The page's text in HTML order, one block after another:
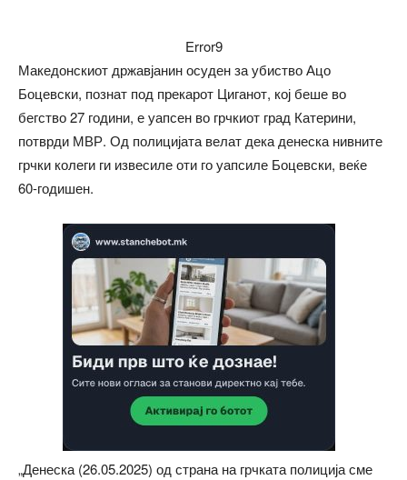
Error9
Македонскиот државјанин осуден за убиство Ацо
Боцевски, познат под прекарот Циганот, кој беше во
бегство 27 години, е уапсен во грчкиот град Катерини,
потврди МВР. Од полицијата велат дека денеска нивните
грчки колеги ги извесиле оти го уапсиле Боцевски, веќе
60-годишен.
„Денеска (26.05.2025) од страна на грчката полиција сме